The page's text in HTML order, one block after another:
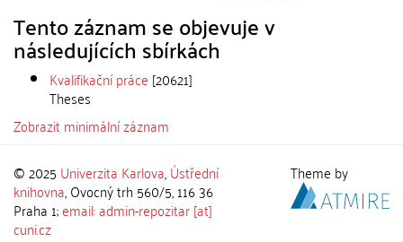
Tento záznam se objevuje v
následujících sbírkách
Kvalifikační práce [20621]
Theses
Zobrazit minimální záznam
© 2025 Univerzita Karlova,Ústřední
knihovna, Ovocný trh 560/5, 116 36
Praha 1;email: admin-repozitar [at]
cuni.cz
Theme by